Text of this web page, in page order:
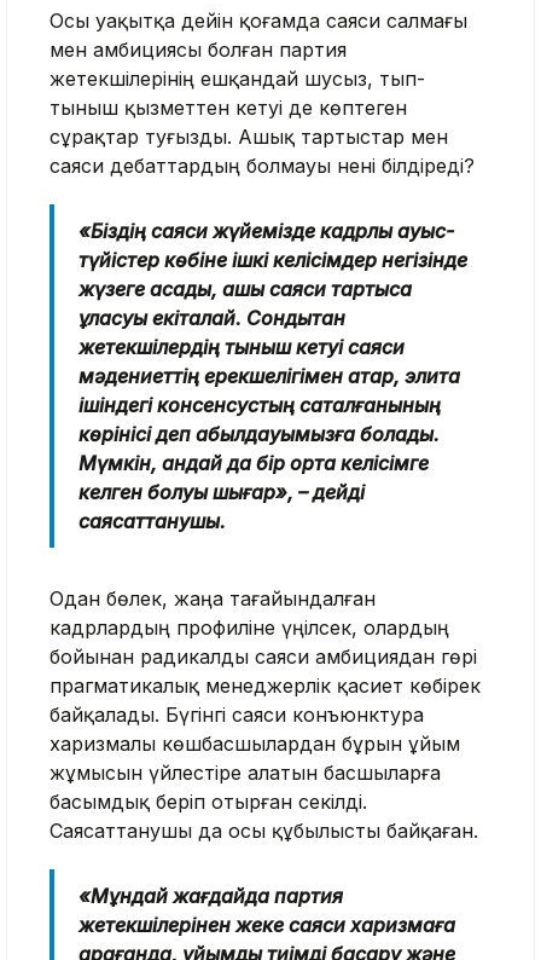
Осы уақытқа дейін қоғамда саяси салмағы
мен амбициясы болған партия
жетекшілерінің ешқандай шусыз, тып-
тыныш қызметтен кетуі де көптеген
сұрақтар туғызды. Ашық тартыстар мен
саяси дебаттардың болмауы нені білдіреді?
«Біздің саяси жүйемізде кадрлық ауыс-
түйістер көбіне ішкі келісімдер негізінде
жүзеге асады, ашық саяси тартысқа
ұласуы екіталай. Сондықтан
жетекшілердің тыныш кетуі саяси
мәдениеттің ерекшелігімен қатар, элита
ішіндегі консенсустың сақталғанының
көрінісі деп қабылдауымызға болады.
Мүмкін, қандай да бір ортақ келісімге
келген болуы шығар», – дейді
саясаттанушы.
Одан бөлек, жаңа тағайындалған
кадрлардың профиліне үңілсек, олардың
бойынан радикалды саяси амбициядан гөрі
прагматикалық менеджерлік қасиет көбірек
байқалады. Бүгінгі саяси конъюнктура
харизмалы көшбасшылардан бұрын ұйым
жұмысын үйлестіре алатын басшыларға
басымдық беріп отырған секілді.
Саясаттанушы да осы құбылысты байқаған.
«Мұндай жағдайда партия
жетекшілерінен жеке саяси харизмаға
қарағанда, ұйымды тиімді басқару және